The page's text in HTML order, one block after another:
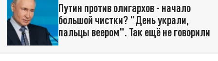
Путин против олигархов - начало
большой чистки? "День украли,
пальцы веером". Так ещё не говорили